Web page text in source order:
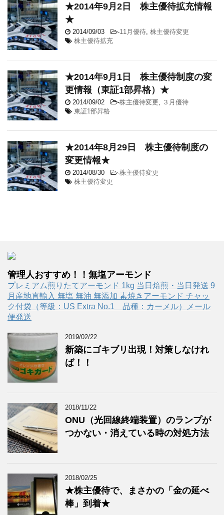
★2014年9月2日 株主優待拡充情報
★
2014/09/03 -11月優待 株主優待変更
株主優待拡充
★2014年9月1日 株主優待制度の変
更情報（東証1部昇格）★
2014/09/02 -株主優待変更
３月優待
東証1部昇格
★2014年8月29日 株主優待制度の
変更情報★
2014/08/30 -株主優待変更
株主優待変更
管理人おすすめ！！無塩アーモンド
プレミアム煎りたてアーモンド 1kg 当日焙煎・当日発送 9
月産地直輸入 無塩 無油 無添加 素焼きアーモンド チャッ
ク付袋（等級：US Extra No.1 品種：カーメル）メール
便発送
2019/02/22
新築にゴキブリ出現！対策しなけれ
ば！！
2018/11/22
ONU（光回線終端装置）のランプが
つかない・消えている時の対処方法
2018/02/25
★株主優待で、まさかの「金の延べ
棒」到着★